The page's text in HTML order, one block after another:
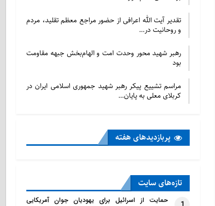
تقدیر آیت الله اعرافی از حضور مراجع معظم تقلید، مردم
و روحانیت در…
رهبر شهید محور وحدت امت و الهام‌بخش جبهه مقاومت
بود
مراسم تشییع پیکر رهبر شهید جمهوری اسلامی ایران در
کربلای معلی به پایان…
پربازدید‌های هفته
تازه‌‌های سایت
حمایت از اسرائیل برای یهودیان جوان آمریکایی